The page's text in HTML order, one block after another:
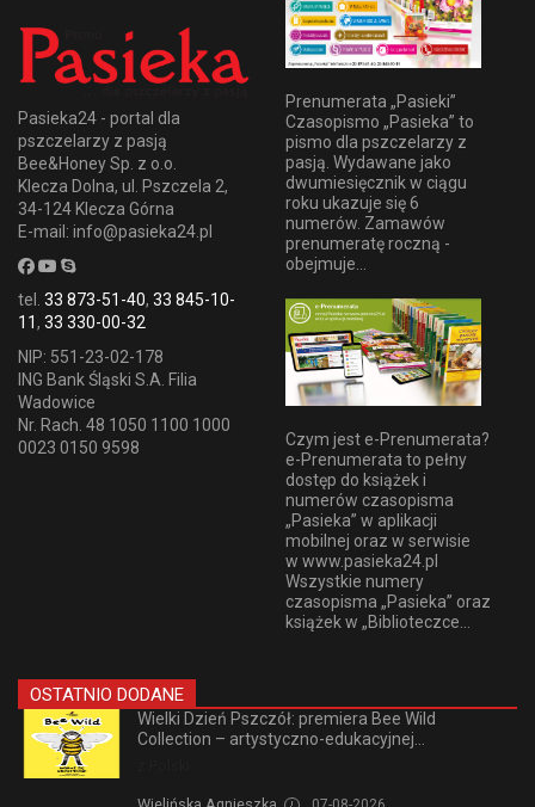
Pasieka24 - portal dla
pszczelarzy z pasją
Bee&Honey Sp. z o.o.
Klecza Dolna, ul. Pszczela 2,
34-124 Klecza Górna
E-mail: info@pasieka24.pl
tel. 33 873-51-40, 33 845-10-
11, 33 330-00-32
NIP: 551-23-02-178
ING Bank Śląski S.A. Filia
Wadowice
Nr. Rach. 48 1050 1100 1000
0023 0150 9598
Prenumerata „Pasieki”
Czasopismo „Pasieka” to
pismo dla pszczelarzy z
pasją. Wydawane jako
dwumiesięcznik w ciągu
roku ukazuje się 6
numerów. Zamawów
prenumeratę roczną -
obejmuje...
Czym jest e-Prenumerata?
e-Prenumerata to pełny
dostęp do książek i
numerów czasopisma
„Pasieka” w aplikacji
mobilnej oraz w serwisie
w www.pasieka24.pl
Wszystkie numery
czasopisma „Pasieka” oraz
książek w „Biblioteczce...
OSTATNIO DODANE
Wielki Dzień Pszczół: premiera Bee Wild
Collection – artystyczno-edukacyjnej...